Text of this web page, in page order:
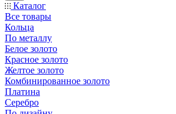
Каталог
Все товары
Кольца
По металлу
Белое золото
Красное золото
Желтое золото
Комбинированное золото
Платина
Серебро